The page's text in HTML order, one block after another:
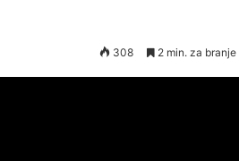
308 2 min. za branje